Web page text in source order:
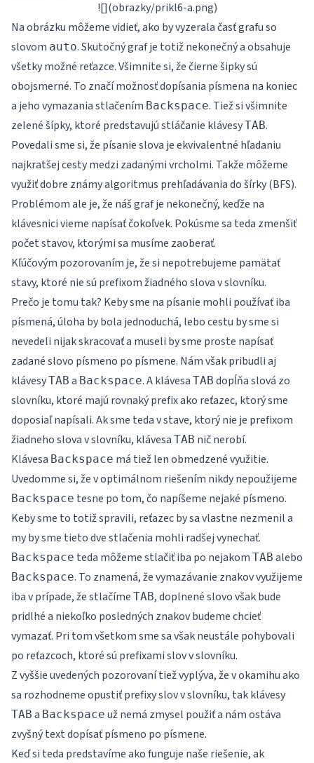
![](obrazky/prikl6-a.png)
Na obrázku môžeme vidieť, ako by vyzerala časť grafu so
slovom auto. Skutočný graf je totiž nekonečný a obsahuje
všetky možné reťazce. Všimnite si, že čierne šipky sú
obojsmerné. To značí možnosť dopísania písmena na koniec
a jeho vymazania stlačením Backspace. Tiež si všimnite
zelené šípky, ktoré predstavujú stláčanie klávesyTAB.
Povedali sme si, že písanie slova je ekvivalentné hľadaniu
najkratšej cesty medzi zadanými vrcholmi. Takže môžeme
využiť dobre známy algoritmus prehľadávania do šírky (BFS).
Problémom ale je, že náš graf je nekonečný, keďže na
klávesnici vieme napísať čokoľvek. Pokúsme sa teda zmenšiť
počet stavov, ktorými sa musíme zaoberať.
Kľúčovým pozorovaním je, že si nepotrebujeme pamätať
stavy, ktoré nie sú prefixom žiadného slova v slovníku.
Prečo je tomu tak? Keby sme na písanie mohli používať iba
písmená, úloha by bola jednoduchá, lebo cestu by sme si
nevedeli nijak skracovať a museli by sme proste napísať
zadané slovo písmeno po písmene. Nám však pribudli aj
klávesyTAB a Backspace. A klávesa TAB dopĺňa slová zo
slovníku, ktoré majú rovnaký prefix ako reťazec, ktorý sme
doposiaľ napísali. Ak sme teda v stave, ktorý nie je prefixom
žiadneho slova v slovníku, klávesa TAB nič nerobí.
Klávesa Backspace má tiež len obmedzené využitie.
Uvedomme si, že v optimálnom riešením nikdy nepoužijeme
Backspace tesne po tom, čo napíšeme nejaké písmeno.
Keby sme to totiž spravili, reťazec by sa vlastne nezmenil a
my by sme tieto dve stlačenia mohli radšej vynechať.
Backspace teda môžeme stlačiť iba po nejakom TAB alebo
Backspace. To znamená, že vymazávanie znakov využijeme
iba v prípade, že stlačíme TAB, doplnené slovo však bude
pridlhé a niekoľko posledných znakov budeme chcieť
vymazať. Pri tom všetkom sme sa však neustále pohybovali
po reťazcoch, ktoré sú prefixami slov v slovníku.
Z vyššie uvedených pozorovaní tiež vyplýva, že v okamihu ako
sa rozhodneme opustiť prefixy slov v slovníku, tak klávesy
TAB a Backspace už nemá zmysel použiť a nám ostáva
zvyšný text dopísať písmeno po písmene.
Keď si teda predstavíme ako funguje naše riešenie, ak